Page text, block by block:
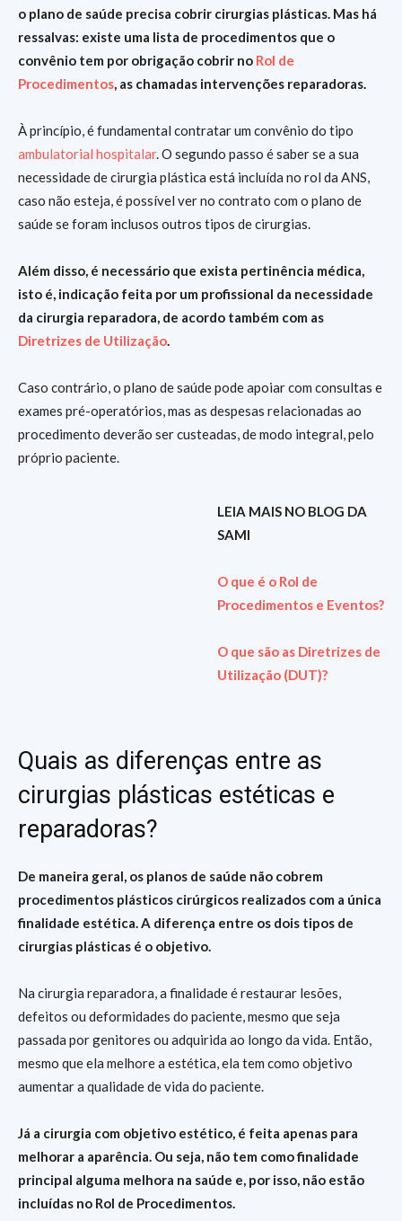
o plano de saúde precisa cobrir cirurgias plásticas. Mas há
ressalvas: existe uma lista de procedimentos que o
convênio tem por obrigação cobrir no Rol de
Procedimentos, as chamadas intervenções reparadoras.
À princípio, é fundamental contratar um convênio do tipo
ambulatorial hospitalar. O segundo passo é saber se a sua
necessidade de cirurgia plástica está incluída no rol da ANS,
caso não esteja, é possível ver no contrato com o plano de
saúde se foram inclusos outros tipos de cirurgias.
Além disso, é necessário que exista pertinência médica,
isto é, indicação feita por um profissional da necessidade
da cirurgia reparadora, de acordo também com as
Diretrizes de Utilização.
Caso contrário, o plano de saúde pode apoiar com consultas e
exames pré-operatórios, mas as despesas relacionadas ao
procedimento deverão ser custeadas, de modo integral, pelo
próprio paciente.
LEIA MAIS NO BLOG DA
SAMI
O que é o Rol de
Procedimentos e Eventos?
O que são as Diretrizes de
Utilização (DUT)?
Quais as diferenças entre as
cirurgias plásticas estéticas e
reparadoras?
De maneira geral, os planos de saúde não cobrem
procedimentos plásticos cirúrgicos realizados com a única
finalidade estética. A diferença entre os dois tipos de
cirurgias plásticas é o objetivo.
Na cirurgia reparadora, a finalidade é restaurar lesões,
defeitos ou deformidades do paciente, mesmo que seja
passada por genitores ou adquirida ao longo da vida. Então,
mesmo que ela melhore a estética, ela tem como objetivo
aumentar a qualidade de vida do paciente.
Já a cirurgia com objetivo estético, é feita apenas para
melhorar a aparência. Ou seja, não tem como finalidade
principal alguma melhora na saúde e, por isso, não estão
incluídas no Rol de Procedimentos.